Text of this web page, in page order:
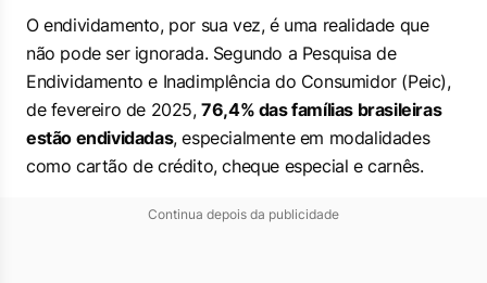
O endividamento, por sua vez, é uma realidade que
não pode ser ignorada. Segundo a Pesquisa de
Endividamento e Inadimplência do Consumidor (Peic),
de fevereiro de 2025,76,4% das famílias brasileiras
estão endividadas, especialmente em modalidades
como cartão de crédito, cheque especial e carnês.
Continua depois da publicidade